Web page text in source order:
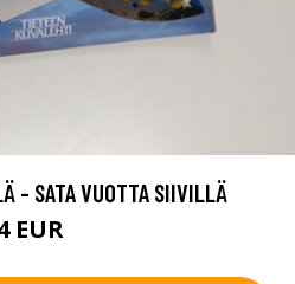
- SATA VUOTTA SIIVILLÄ
EUR